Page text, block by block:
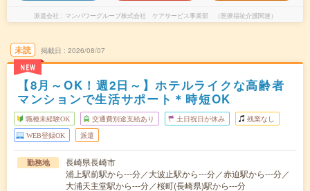
派遣会社 マンパワーグループ株式会社 ケアサービス事業部 （医療福祉介護関連）
未読
NEW
掲載日 2026/08/07
【8月～OK！週2日～】ホテルライクな高齢者
マンションで生活サポート＊時短OK
職種未経験OK 交通費別途支給あり 土日祝日が休み 残業なし
WEB登録OK 派遣
勤務地
長崎県長崎市
浦上駅前駅から---分／大波止駅から---分／赤迫駅から---分／
大浦天主堂駅から---分／桜町(長崎県)駅から---分